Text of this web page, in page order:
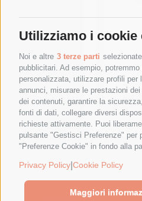
Utilizziamo i cookie
Noi e altre 3 terze parti
pubblicitari. Ad esempio,
personalizzata, utilizzare profili
annunci, misurare le prestazioni
dei contenuti, garantire la
fonti di dati, collegare diversi
richieste attivamente. Puoi
pulsante "Gestisci Preferenze" per
"Preferenze Cookie" in fondo alla
Privacy Policy Cookie Policy
Maggiori
© 2015
Privacy